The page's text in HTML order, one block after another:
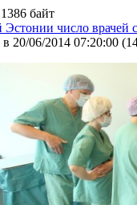
байт
Эстонии число врачей
в 20/06/2014 07:20:00 (